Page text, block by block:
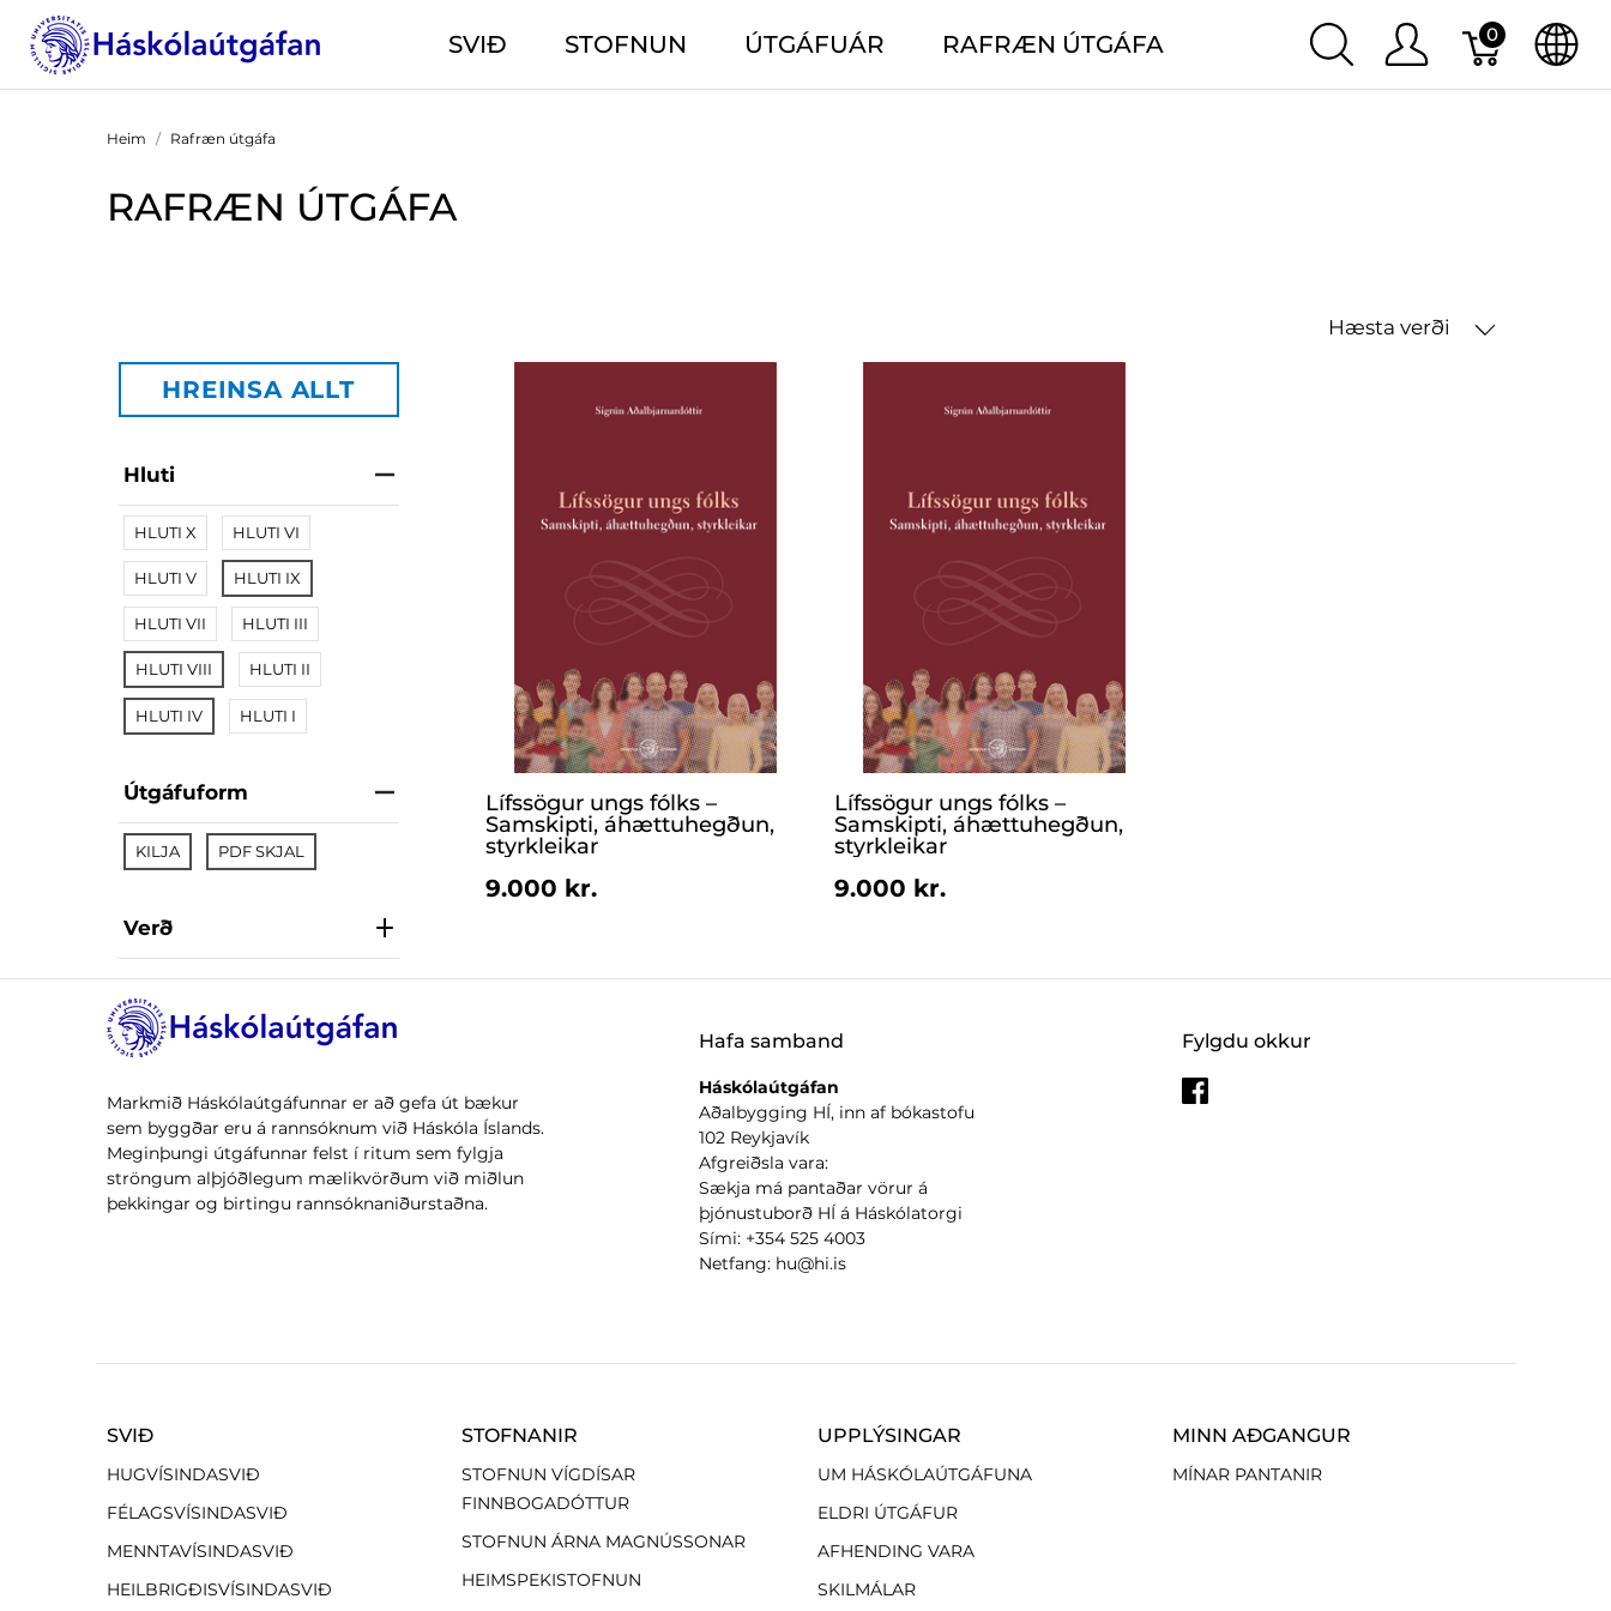
SVIÐ STOFNUN ÚTGÁFUÁR RAFRÆN ÚTGÁFA 0
Heim Rafræn útgáfa
RAFRÆN ÚTGÁFA
Hæsta verði
HREINSA ALLT
Hluti
HLUTI X HLUTI VI
HLUTI V HLUTI IX
HLUTI VII HLUTI III
HLUTI VIII HLUTI II
HLUTI IV HLUTI I
Útgáfuform
KILJA PDF SKJAL
Verð
Lífssögur ungs fólks –
Samskipti, áhættuhegðun,
styrkleikar
9.000 kr.
Lífssögur ungs fólks –
Samskipti, áhættuhegðun,
styrkleikar
9.000 kr.
Markmið Háskólaútgáfunnar er að gefa út bækur
sem byggðar eru á rannsóknum við Háskóla Íslands.
Meginþungi útgáfunnar felst í ritum sem fylgja
ströngum alþjóðlegum mælikvörðum við miðlun
þekkingar og birtingu rannsóknaniðurstaðna.
Fylgdu okkur
Hafa samband
Háskólaútgáfan
Aðalbygging HÍ, inn af bókastofu
102 Reykjavík
Afgreiðsla vara:
Sækja má pantaðar vörur á
þjónustuborð HÍ á Háskólatorgi
Sími: +354 525 4003
Netfang: hu@hi.is
SVIÐ
HUGVÍSINDASVIÐ
FÉLAGSVÍSINDASVIÐ
MENNTAVÍSINDASVIÐ
HEILBRIGÐISVÍSINDASVIÐ
STOFNANIR
STOFNUN VÍGDÍSAR
FINNBOGADÓTTUR
STOFNUN ÁRNA MAGNÚSSONAR
HEIMSPEKISTOFNUN
UPPLÝSINGAR
UM HÁSKÓLAÚTGÁFUNA
ELDRI ÚTGÁFUR
AFHENDING VARA
SKILMÁLAR
MINN AÐGANGUR
MÍNAR PANTANIR